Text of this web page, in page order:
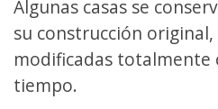
Algunas casas se
su construcción
modificadas totalmente
tiempo.